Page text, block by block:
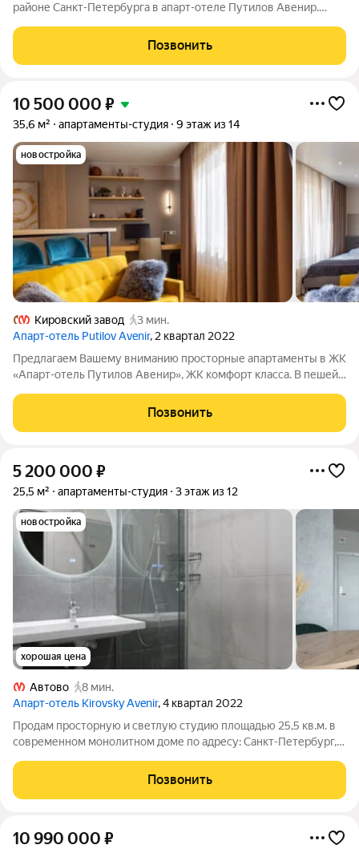
районе Санкт-Петербурга в апарт-отеле Путилов Авенир.
объектов социальной инфраструктуры. Прекрасная
транспортная доступность. Рядом остановки
Позвонить
10 500 000 ₽
35,6 м² апартаменты-студия 9 этаж из 14
новостройка
Кировский завод
3 мин.
Апарт-отель Putilov Avenir, 2 квартал 2022
Предлагаем Вашему вниманию просторные апартаменты в ЖК
«Апарт-отель Путилов Авенир», ЖК комфорт класса. В пешей
транспорте, 30 мин до Пушкина. Все нужное для работы и
Позвонить
5 200 000 ₽
25,5 м² апартаменты-студия 3 этаж из 12
новостройка
хорошая цена
Автово
8 мин.
Апарт-отель Kirovsky Avenir, 4 квартал 2022
Продам просторную и светлую студию площадью 25,5 кв.м. в
современном монолитном доме по адресу: Санкт-Петербург,
помещение 59Н. О студии: Площадь: 25,5 м эргономичное
пространство, где
Позвонить
10 990 000 ₽